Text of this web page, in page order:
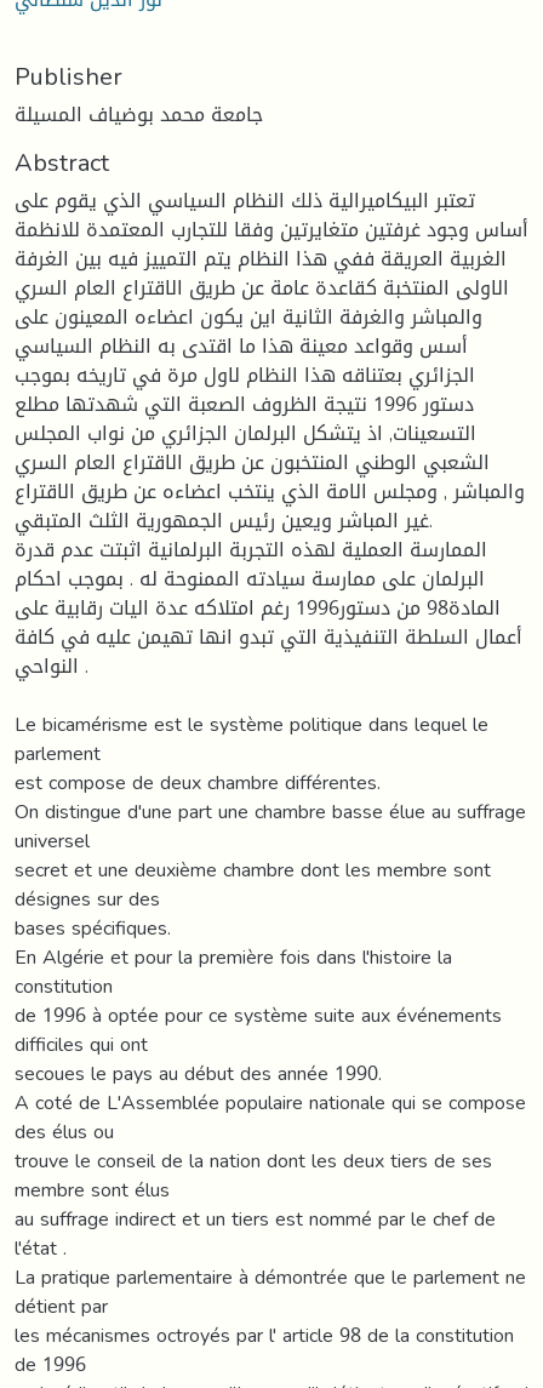
Publisher
جامعة محمد بوضياف المسيلة
Abstract
تعتبر البيكاميرالية ذلك النظام السياسي الذي يقوم على
أساس وجود غرفتين متغايرتين وفقا للتجارب المعتمدة للانظمة
الغربية العريقة ففي هذا النظام يتم التمييز فيه بين الغرفة
الاولى المنتخبة كقاعدة عامة عن طريق الاقتراع العام السري
والمباشر والغرفة الثانية اين يكون اعضاءه المعينون على
أسس وقواعد معينة هذا ما اقتدى به النظام السياسي
الجزائري بعتناقه هذا النظام لاول مرة في تاريخه بموجب
دستور 1996 نتيجة الظروف الصعبة التي شهدتها مطلع
التسعينات, اذ يتشكل البرلمان الجزائري من نواب المجلس
الشعبي الوطني المنتخبون عن طريق الاقتراع العام السري
والمباشر , ومجلس الامة الذي ينتخب اعضاءه عن طريق الاقتراع
غير المباشر ويعين رئيس الجمهورية الثلث المتبقي.
الممارسة العملية لهذه التجربة البرلمانية اثبتت عدم قدرة
البرلمان على ممارسة سيادته الممنوحة له . بموجب احكام
المادة98 من دستور1996 رغم امتلاكه عدة اليات رقابية على
أعمال السلطة التنفيذية التي تبدو انها تهيمن عليه في كافة
النواحي .
Le bicamérisme est le système politique dans lequel le
parlement
est compose de deux chambre différentes.
On distingue d'une part une chambre basse élue au suffrage
universel
secret et une deuxième chambre dont les membre sont
désignes sur des
bases spécifiques.
En Algérie et pour la première fois dans l'histoire la
constitution
de 1996 à optée pour ce système suite aux événements
difficiles qui ont
secoues le pays au début des année 1990.
A coté de L'Assemblée populaire nationale qui se compose
des élus ou
trouve le conseil de la nation dont les deux tiers de ses
membre sont élus
au suffrage indirect et un tiers est nommé par le chef de
l'état .
La pratique parlementaire à démontrée que le parlement ne
détient par
les mécanismes octroyés par l' article 98 de la constitution
de 1996